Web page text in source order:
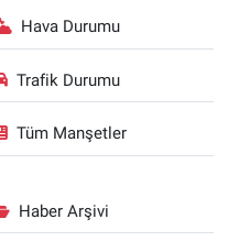
Hava Durumu
Trafik Durumu
Tüm Manşetler
Haber Arşivi